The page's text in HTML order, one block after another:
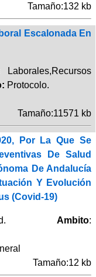
Tamaño:132 kb
Escalonada En
Protocolo.
Tamaño:11571 kb
Por La Que Se
De Salud
De Andalucía
Y Evolución
(Covid-19)
Ambito:
Tamaño:12 kb